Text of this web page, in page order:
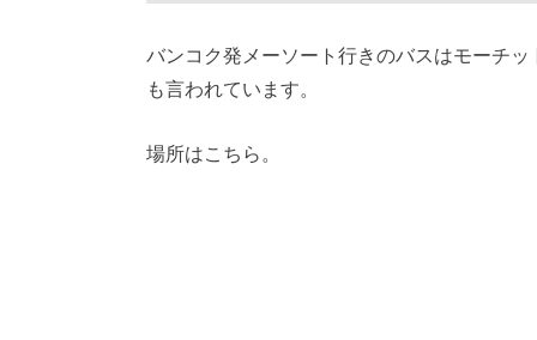
バンコク発メーソート行きのバスはモーチ
も言われています。
場所はこちら。